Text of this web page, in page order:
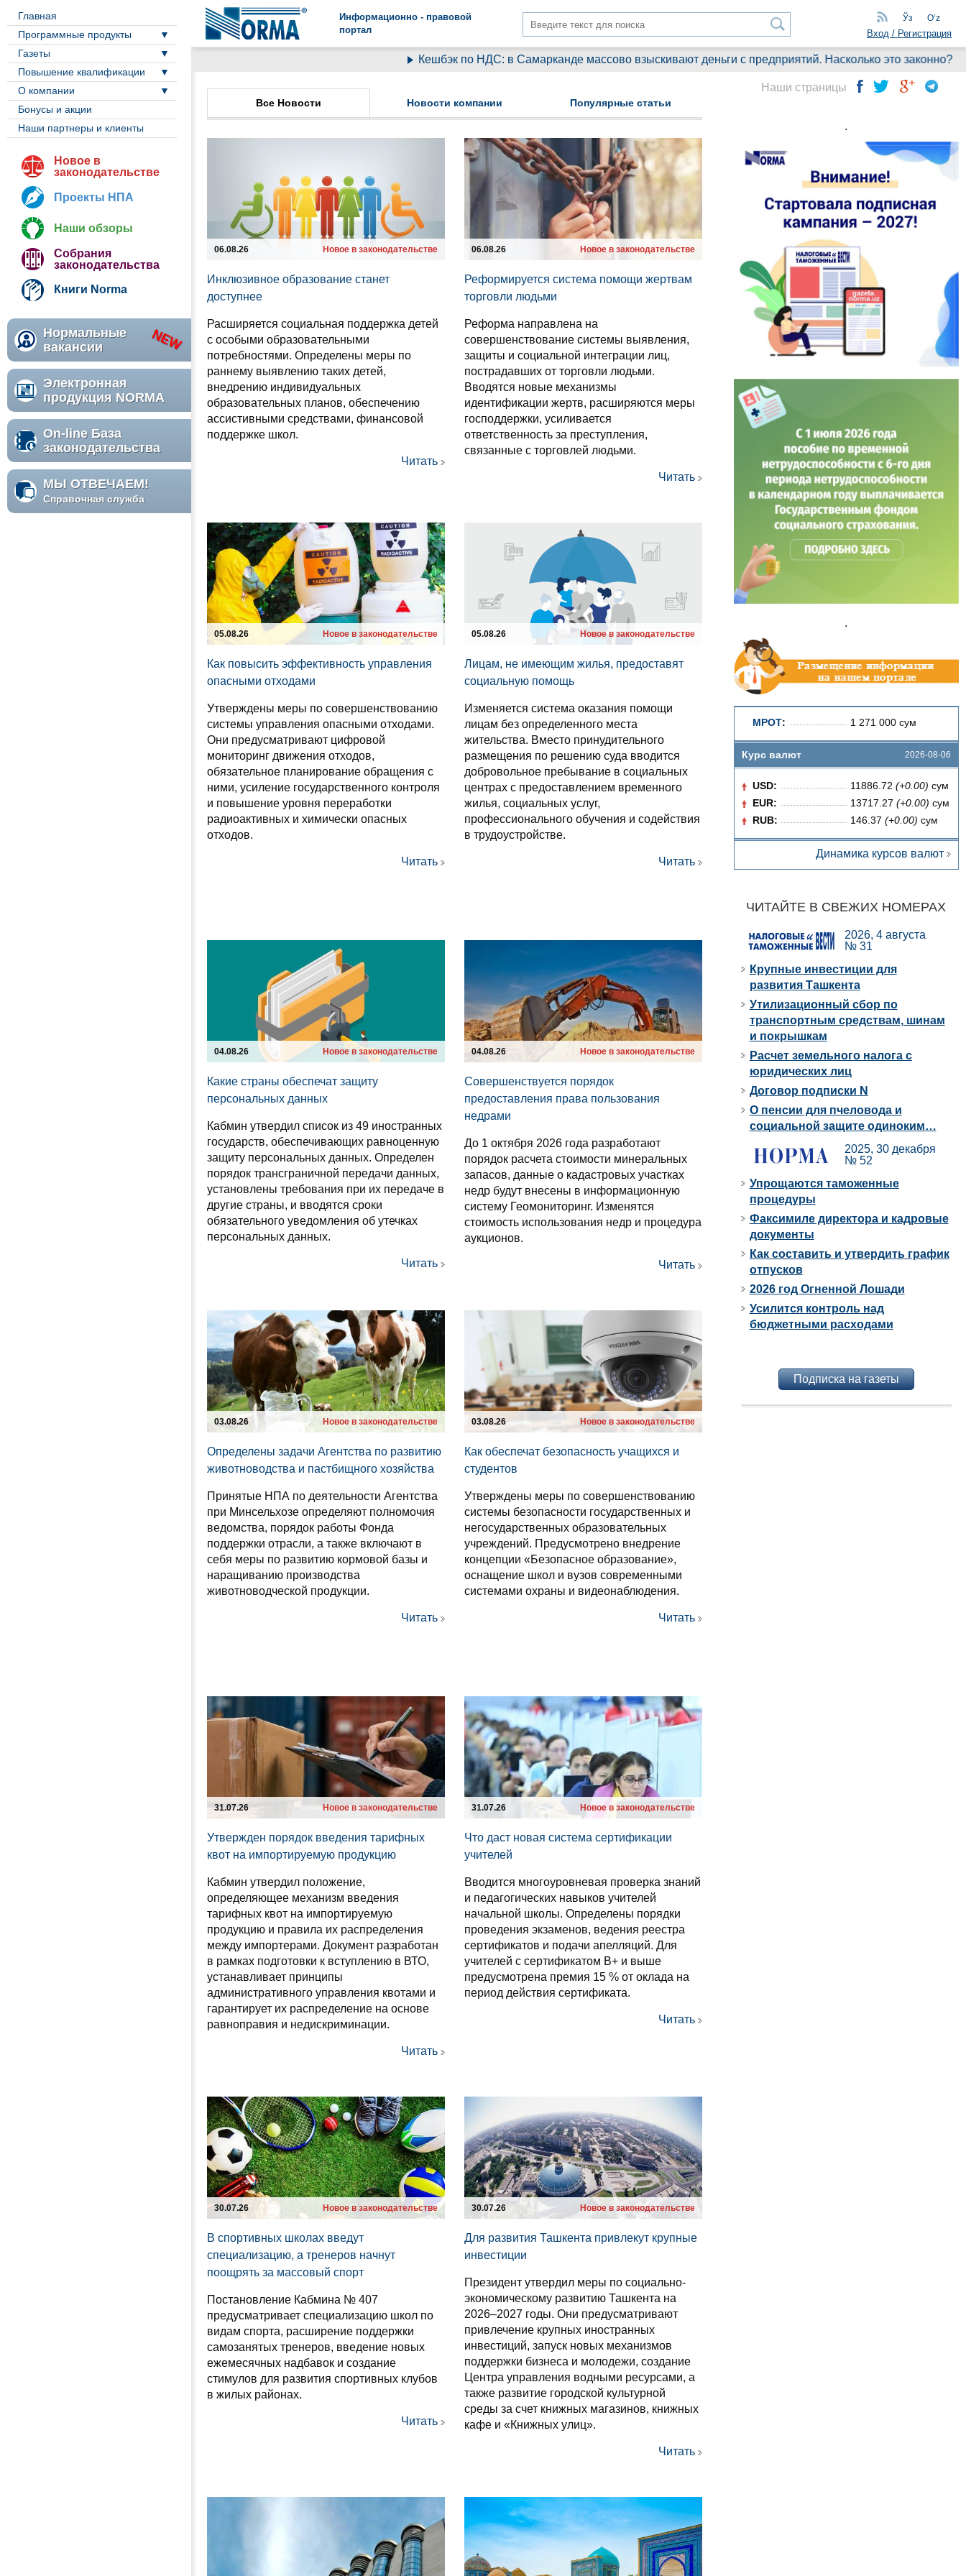
Информационно - правовой
портал
Ўз Oʻz
Вход / Регистрация
Главная
Программные продукты
Газеты
Повышение квалификации
О компании
Бонусы и акции
Наши партнеры и клиенты
Новое в
законодательстве
Проекты НПА
Наши обзоры
Собрания
законодательства
Книги Norma
Нормальные
вакансии
Электронная
продукция NORMA
On-line База
законодательства
МЫ ОТВЕЧАЕМ!
Справочная служба
Кешбэк по НДС: в Самарканде массово взыскивают деньги с предприятий. Насколько это законно?
Все Новости Новости компании Популярные статьи
06.08.26 Новое в законодательстве
Инклюзивное образование станет
доступнее
Расширяется социальная поддержка детей
с особыми образовательными
потребностями. Определены меры по
раннему выявлению таких детей,
внедрению индивидуальных
образовательных планов, обеспечению
ассистивными средствами, финансовой
поддержке школ.
Читать
06.08.26 Новое в законодательстве
Реформируется система помощи жертвам
торговли людьми
Реформа направлена на
совершенствование системы выявления,
защиты и социальной интеграции лиц,
пострадавших от торговли людьми.
Вводятся новые механизмы
идентификации жертв, расширяются меры
господдержки, усиливается
ответственность за преступления,
связанные с торговлей людьми.
Читать
05.08.26 Новое в законодательстве
Как повысить эффективность управления
опасными отходами
Утверждены меры по совершенствованию
системы управления опасными отходами.
Они предусматривают цифровой
мониторинг движения отходов,
обязательное планирование обращения с
ними, усиление государственного контроля
и повышение уровня переработки
радиоактивных и химически опасных
отходов.
Читать
05.08.26 Новое в законодательстве
Лицам, не имеющим жилья, предоставят
социальную помощь
Изменяется система оказания помощи
лицам без определенного места
жительства. Вместо принудительного
размещения по решению суда вводится
добровольное пребывание в социальных
центрах с предоставлением временного
жилья, социальных услуг,
профессионального обучения и содействия
в трудоустройстве.
Читать
04.08.26 Новое в законодательстве
Какие страны обеспечат защиту
персональных данных
Кабмин утвердил список из 49 иностранных
государств, обеспечивающих равноценную
защиту персональных данных. Определен
порядок трансграничной передачи данных,
установлены требования при их передаче в
другие страны, и вводятся сроки
обязательного уведомления об утечках
персональных данных.
Читать
04.08.26 Новое в законодательстве
Совершенствуется порядок
предоставления права пользования
недрами
До 1 октября 2026 года разработают
порядок расчета стоимости минеральных
запасов, данные о кадастровых участках
недр будут внесены в информационную
систему Геомониторинг. Изменятся
стоимость использования недр и процедура
аукционов.
Читать
03.08.26 Новое в законодательстве
Определены задачи Агентства по развитию
животноводства и пастбищного хозяйства
Принятые НПА по деятельности Агентства
при Минсельхозе определяют полномочия
ведомства, порядок работы Фонда
поддержки отрасли, а также включают в
себя меры по развитию кормовой базы и
наращиванию производства
животноводческой продукции.
Читать
03.08.26 Новое в законодательстве
Как обеспечат безопасность учащихся и
студентов
Утверждены меры по совершенствованию
системы безопасности государственных и
негосударственных образовательных
учреждений. Предусмотрено внедрение
концепции «Безопасное образование»,
оснащение школ и вузов современными
системами охраны и видеонаблюдения.
Читать
31.07.26 Новое в законодательстве
Утвержден порядок введения тарифных
квот на импортируемую продукцию
Кабмин утвердил положение,
определяющее механизм введения
тарифных квот на импортируемую
продукцию и правила их распределения
между импортерами. Документ разработан
в рамках подготовки к вступлению в ВТО,
устанавливает принципы
административного управления квотами и
гарантирует их распределение на основе
равноправия и недискриминации.
Читать
31.07.26 Новое в законодательстве
Что даст новая система сертификации
учителей
Вводится многоуровневая проверка знаний
и педагогических навыков учителей
начальной школы. Определены порядки
проведения экзаменов, ведения реестра
сертификатов и подачи апелляций. Для
учителей с сертификатом B+ и выше
предусмотрена премия 15 % от оклада на
период действия сертификата.
Читать
30.07.26 Новое в законодательстве
В спортивных школах введут
специализацию, а тренеров начнут
поощрять за массовый спорт
Постановление Кабмина № 407
предусматривает специализацию школ по
видам спорта, расширение поддержки
самозанятых тренеров, введение новых
ежемесячных надбавок и создание
стимулов для развития спортивных клубов
в жилых районах.
Читать
30.07.26 Новое в законодательстве
Для развития Ташкента привлекут крупные
инвестиции
Президент утвердил меры по социально-
экономическому развитию Ташкента на
2026–2027 годы. Они предусматривают
привлечение крупных иностранных
инвестиций, запуск новых механизмов
поддержки бизнеса и молодежи, создание
Центра управления водными ресурсами, а
также развитие городской культурной
среды за счет книжных магазинов, книжных
кафе и «Книжных улиц».
Читать
Наши страницы
.
.
МРОТ: 1 271 000 сум
Курс валют 2026-08-06
USD: 11886.72 (+0.00) сум
EUR:
13717.27 (+0.00) сум
RUB:
146.37 (+0.00) сум
Динамика курсов валют
ЧИТАЙТЕ В СВЕЖИХ НОМЕРАХ
2026, 4 августа
№ 31
Крупные инвестиции для
развития Ташкента
Утилизационный сбор по
транспортным средствам, шинам
и покрышкам
Расчет земельного налога с
юридических лиц
Договор подписки N
О пенсии для пчеловода и
социальной защите одиноким…
2025, 30 декабря
№ 52
Упрощаются таможенные
процедуры
Факсимиле директора и кадровые
документы
Как составить и утвердить график
отпусков
2026 год Огненной Лошади
Усилится контроль над
бюджетными расходами
Подписка на газеты